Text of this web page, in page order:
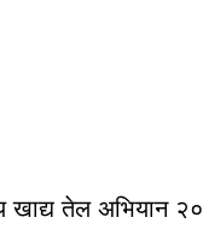
खाद्य तेल अभियान